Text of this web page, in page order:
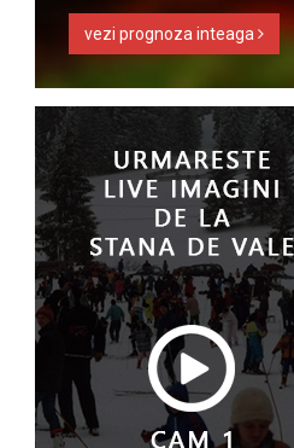
vezi prognoza inteaga